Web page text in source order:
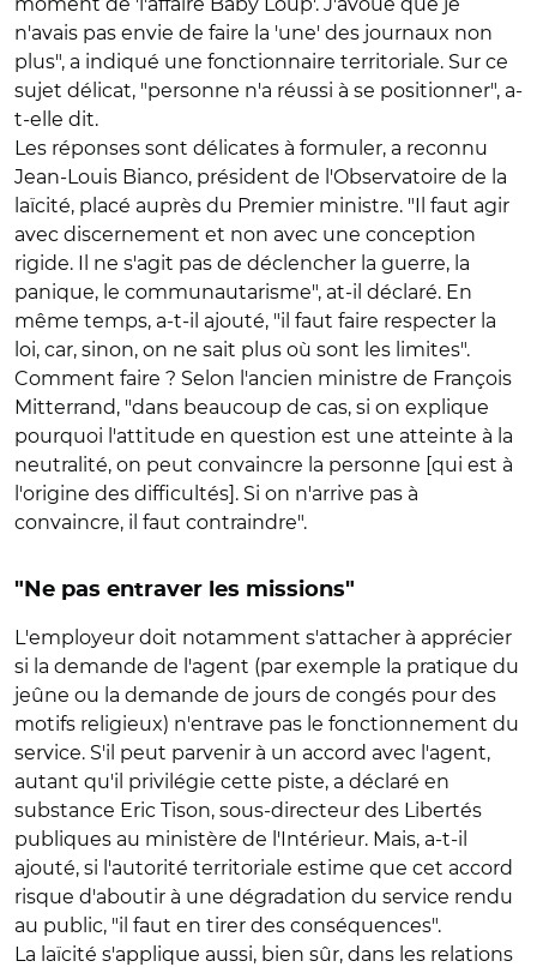
n'avais pas envie de faire la 'une' des journaux non
plus", a indiqué une fonctionnaire territoriale. Sur ce
sujet délicat, "personne n'a réussi à se positionner", a-
t-elle dit.
Les réponses sont délicates à formuler, a reconnu
Jean-Louis Bianco, président de l'Observatoire de la
laïcité, placé auprès du Premier ministre. "Il faut agir
avec discernement et non avec une conception
rigide. Il ne s'agit pas de déclencher la guerre, la
panique, le communautarisme", at-il déclaré. En
même temps, a-t-il ajouté, "il faut faire respecter la
loi, car, sinon, on ne sait plus où sont les limites".
Comment faire ? Selon l'ancien ministre de François
Mitterrand, "dans beaucoup de cas, si on explique
pourquoi l'attitude en question est une atteinte à la
neutralité, on peut convaincre la personne [qui est à
l'origine des difficultés]. Si on n'arrive pas à
convaincre, il faut contraindre".
"Ne pas entraver les missions"
L'employeur doit notamment s'attacher à apprécier
si la demande de l'agent (par exemple la pratique du
jeûne ou la demande de jours de congés pour des
motifs religieux) n'entrave pas le fonctionnement du
service. S'il peut parvenir à un accord avec l'agent,
autant qu'il privilégie cette piste, a déclaré en
substance Eric Tison, sous-directeur des Libertés
publiques au ministère de l'Intérieur. Mais, a-t-il
ajouté, si l'autorité territoriale estime que cet accord
risque d'aboutir à une dégradation du service rendu
au public, "il faut en tirer des conséquences".
La laïcité s'applique aussi, bien sûr, dans les relations